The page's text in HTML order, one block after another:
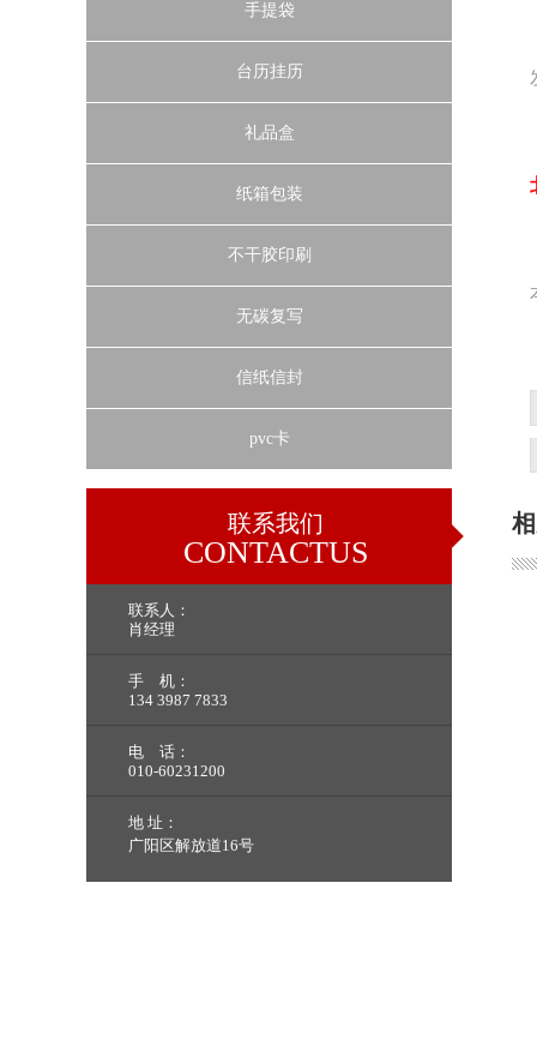
手提袋
台历挂历
礼品盒
纸箱包装
不干胶印刷
无碳复写
信纸信封
pvc卡
联系我们
CONTACTUS
联系人：
肖经理
手 机：
134 3987 7833
电 话：
010-60231200
地 址：
广阳区解放道16号